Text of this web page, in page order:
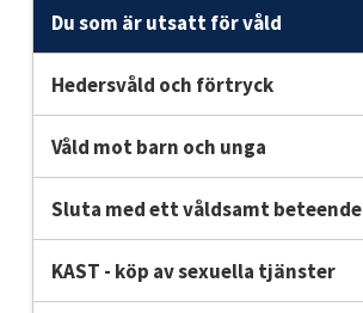
Du som är utsatt för våld
Hedersvåld och förtryck
Våld mot barn och unga
Sluta med ett våldsamt beteende
KAST - köp av sexuella tjänster